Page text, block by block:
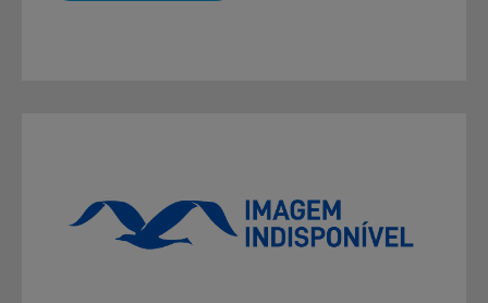
Laticínios, Ovos e Derivados